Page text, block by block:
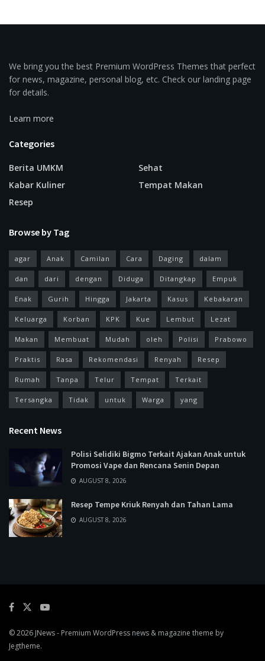
We bring you the best Premium WordPress Themes that perfect
for news, magazine, personal blog, etc. Check our landing page
for details.
Learn more
Categories
Berita UMKM
Kabar Kuliner
Resep
Sehat
Tempat Makan
Browse by Tag
agar Anak Camilan Cara Daging dalam
dan dari dengan Diduga Ditangkap Empuk
Enak Gurih Hingga Jakarta Kasus Kebakaran
Keluarga Korban KPK Kue Lembut Lezat
Makan Membuat Mudah oleh Polisi Prabowo
Praktis Rasa Rekomendasi Renyah Resep
Rumah Tanpa Telur Tempat Terkait
Tersangka Tidak untuk Warga yang
Recent News
Polisi Selidiki Bigmo Terkait Ajakan Anak untuk
Promosi Vape dan Rencana Senin Depan
AUGUST 8, 2026
Resep Tempe Kriuk Renyah dan Tahan Lama
AUGUST 8, 2026
© 2026 JNews- Premium WordPress news & magazine theme by
Jegtheme.